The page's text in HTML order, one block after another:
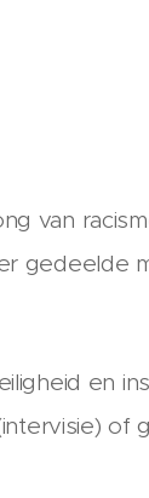
van
gedeelde
en
of